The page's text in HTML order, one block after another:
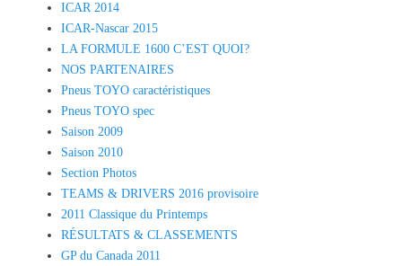
ICAR 2014
ICAR-Nascar 2015
LA FORMULE 1600 C’EST QUOI?
NOS PARTENAIRES
Pneus TOYO caractéristiques
Pneus TOYO spec
Saison 2009
Saison 2010
Section Photos
TEAMS & DRIVERS 2016 provisoire
2011 Classique du Printemps
RÉSULTATS & CLASSEMENTS
GP du Canada 2011